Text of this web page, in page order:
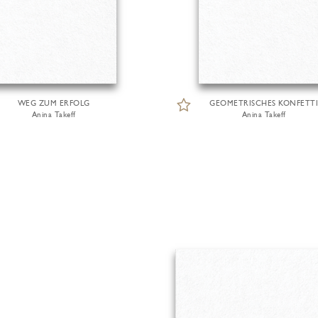
WEG ZUM ERFOLG
Anina Takeff
GEOMETRISCHES KONFETTI
Anina Takeff